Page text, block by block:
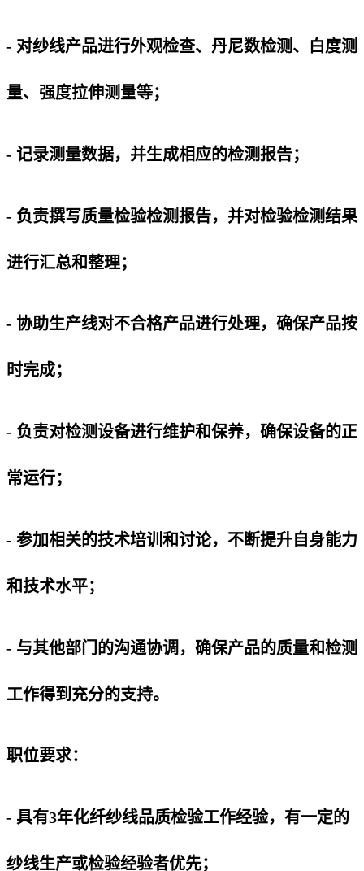
- 对纱线产品进行外观检查、丹尼数检测、白度测
量、强度拉伸测量等；
- 记录测量数据，并生成相应的检测报告；
- 负责撰写质量检验检测报告，并对检验检测结果
进行汇总和整理；
- 协助生产线对不合格产品进行处理，确保产品按
时完成；
- 负责对检测设备进行维护和保养，确保设备的正
常运行；
- 参加相关的技术培训和讨论，不断提升自身能力
和技术水平；
- 与其他部门的沟通协调，确保产品的质量和检测
工作得到充分的支持。
职位要求：
- 具有3年化纤纱线品质检验工作经验，有一定的
纱线生产或检验经验者优先；